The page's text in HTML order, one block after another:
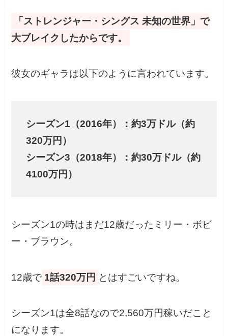
「ストレンジャー・シングス 未知の世界」で
大ブレイクしたからです。
彼女のギャラは以下のように言われています。
シーズン1（2016年）：約3万ドル（約
320万円）
シーズン3（2018年）：約30万ドル（約
4100万円）
シーズン1の時はまだ12歳だったミリー・ボビ
ー・ブラウン。
12歳で 1話320万円 とはすごいですね。
シーズン1は全8話なので2,560万円稼いだこと
になります。